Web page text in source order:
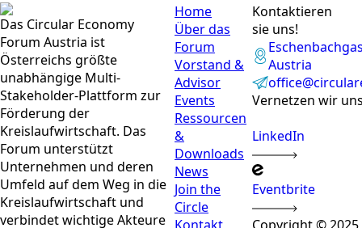
Das Circular Economy
Forum Austria ist
Österreichs größte
unabhängige Multi-
Stakeholder-Plattform zur
Förderung der
Kreislaufwirtschaft. Das
Forum unterstützt
Unternehmen und deren
Umfeld auf dem Weg in die
Kreislaufwirtschaft und
verbindet wichtige Akteure
Home
Über das
Forum
Vorstand &
Advisor
Events
Ressourcen
&
Downloads
News
Join the
Circle
Kontaktieren
sie uns!
Austria
Vernetzen wir
LinkedIn
Eventbrite